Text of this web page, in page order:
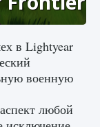
0
в Lightyear
военную
любой